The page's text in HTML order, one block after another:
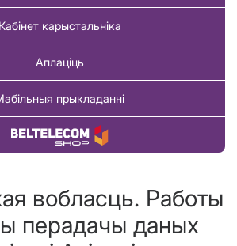
Кабінет карыстальніка
Аплаціць
прыкладанні
Купіць тавар
вобласць. Работы
перадачы даных